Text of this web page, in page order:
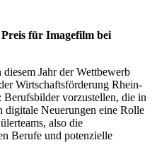
für Imagefilm bei
Jahr der Wettbewerb
Wirtschaftsförderung Rhein-
vorzustellen, die in
digitale Neuerungen eine Rolle
also die
Berufe und potenzielle